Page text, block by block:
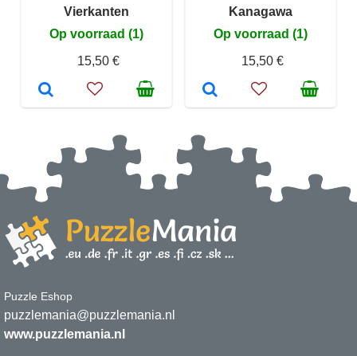
Vierkanten
Op voorraad (1)
15,50 €
Kanagawa
Op voorraad (1)
15,50 €
Puzzle Eshop
puzzlemania@puzzlemania.nl
www.puzzlemania.nl